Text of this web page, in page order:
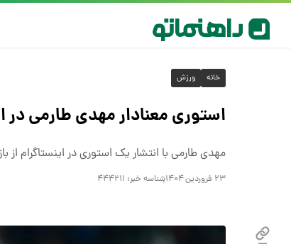
خانه ورزش
استوری معنادار مهدی طارمی در
مهدی طارمی با انتشار یک استوری در اینستاگرام از
۲۳ فروردین ۱۴۰۴ شناسه خبر: ۴۴۴۲۱۱